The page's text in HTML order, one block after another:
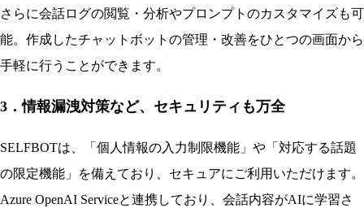
さらに会話ログの閲覧・分析やプロンプトのカスタマイズも可
能。作成したチャットボットの管理・改善をひとつの画面から
手軽に行うことができます。
3．情報漏洩対策など、セキュリティも万全
SELFBOTは、「個人情報の入力制限機能」や「対応する話題
の限定機能」を備えており、セキュアにご利用いただけます。
Azure OpenAI Serviceと連携しており、会話内容がAIに学習さ